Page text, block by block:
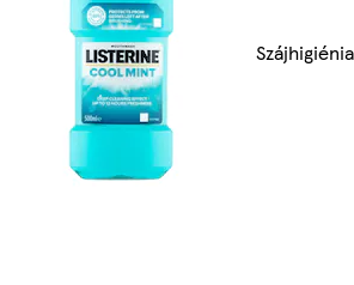
Szájhigiénia